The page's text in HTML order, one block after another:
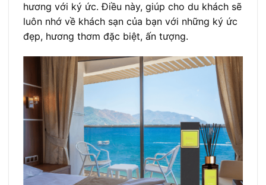
hương với ký ức. Điều này, giúp cho du khách sẽ
luôn nhớ về khách sạn của bạn với những ký ức
đẹp, hương thơm đặc biệt, ấn tượng.